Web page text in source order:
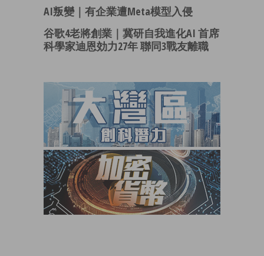
AI叛變｜有企業遭Meta模型入侵
谷歌4老將創業｜冀研自我進化AI 首席
科學家迪恩効力27年 聯同3戰友離職